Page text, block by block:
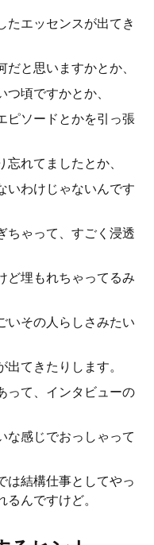
たエッセンスが出てき
と思いますかとか、
頃ですかとか、
ピソードとかを引っ張
れてましたとか、
いわけじゃないんです
ちゃって、すごく浸透
ど埋もれちゃってるみ
いその人らしさみたい
てきたりします。
って、インタビューの
な感じでおっしゃって
は結構仕事としてやっ
んですけど。